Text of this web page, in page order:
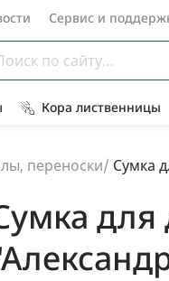
Сервис и
Кора лиственницы
переноски/ Сумка
для